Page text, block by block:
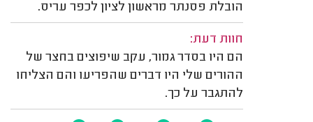
הובלת פסנתר מראשון לציון לכפר עריס.
חוות דעת:
הם היו בסדר גמור, עקב שיפוצים בחצר של
ההורים שלי היו דברים שהפריעו והם הצליחו
להתגבר על כך.